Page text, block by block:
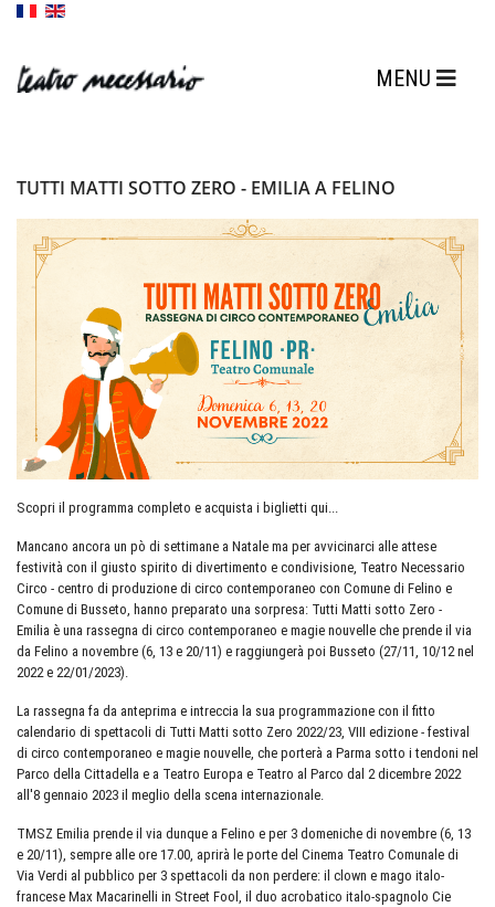
TUTTI MATTI SOTTO ZERO - EMILIA A FELINO
Scopri il programma completo e acquista i biglietti qui...
Mancano ancora un pò di settimane a Natale ma per avvicinarci alle attese
festività con il giusto spirito di divertimento e condivisione, Teatro Necessario
Circo - centro di produzione di circo contemporaneo con Comune di Felino e
Comune di Busseto, hanno preparato una sorpresa: Tutti Matti sotto Zero -
Emilia è una rassegna di circo contemporaneo e magie nouvelle che prende il via
da Felino a novembre (6, 13 e 20/11) e raggiungerà poi Busseto (27/11, 10/12 nel
2022 e 22/01/2023).
La rassegna fa da anteprima e intreccia la sua programmazione con il fitto
calendario di spettacoli di Tutti Matti sotto Zero 2022/23, VIII edizione - festival
di circo contemporaneo e magie nouvelle, che porterà a Parma sotto i tendoni nel
Parco della Cittadella e a Teatro Europa e Teatro al Parco dal 2 dicembre 2022
all'8 gennaio 2023 il meglio della scena internazionale.
TMSZ Emilia prende il via dunque a Felino e per 3 domeniche di novembre (6, 13
e 20/11), sempre alle ore 17.00, aprirà le porte del Cinema Teatro Comunale di
Via Verdi al pubblico per 3 spettacoli da non perdere: il clown e mago italo-
francese Max Macarinelli in Street Fool, il duo acrobatico italo-spagnolo Cie